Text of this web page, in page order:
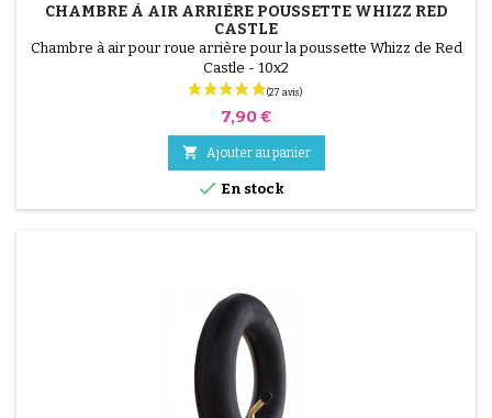
CHAMBRE À AIR ARRIÈRE POUSSETTE WHIZZ RED
CASTLE
Chambre à air pour roue arrière pour la poussette Whizz de Red
Castle - 10x2
Prix
7,90 €
 Ajouter au panier
 En stock